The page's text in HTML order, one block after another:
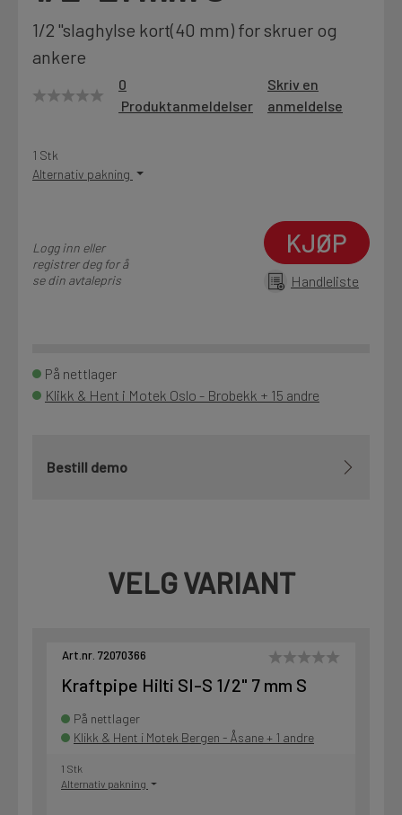
Motek
Finn butikk
Kampanjer
Produktnyheter
Siste nytt om dine favorittprodukter
1/2 "slaghylse kort(40 mm) for skruer og
ankere
0
Produktanmeldelser
Skriv en
anmeldelse
1 Stk
Alternativ pakning
Logg inn eller
registrer deg for å
se din avtalepris
KJØP
Handleliste
På nettlager
Klikk & Hent i Motek Oslo - Brobekk + 15 andre
Bestill demo
VELG VARIANT
Art.nr. 72070366
Kraftpipe Hilti SI-S 1/2" 7 mm S
På nettlager
Klikk & Hent i Motek Bergen - Åsane + 1 andre
1 Stk
Alternativ pakning